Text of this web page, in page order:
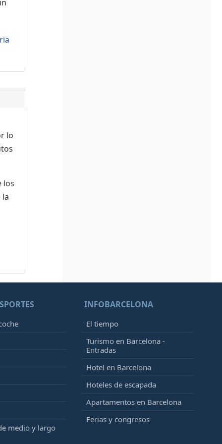
lo
los
la
medio y largo
INFOBARCELONA
El tiempo
Turismo en Barcelona -
Entradas
Hotel en Barcelona
Hoteles de escapada
Apartamentos en Barcelona
Ferias y congresos